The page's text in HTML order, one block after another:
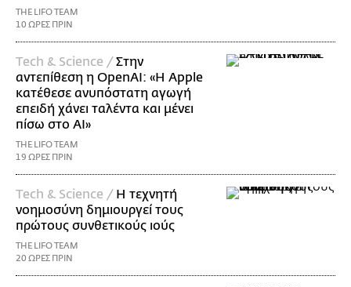
THE LIFO TEAM
10 ΩΡΕΣ ΠΡΙΝ
Τech & Science /Στην
αντεπίθεση η OpenAI: «Η Apple
κατέθεσε ανυπόστατη αγωγή
επειδή χάνει ταλέντα και μένει
πίσω στο AI»
THE LIFO TEAM
19 ΩΡΕΣ ΠΡΙΝ
Τech & Science / Η τεχνητή
νοημοσύνη δημιουργεί τους
πρώτους συνθετικούς ιούς
THE LIFO TEAM
20 ΩΡΕΣ ΠΡΙΝ